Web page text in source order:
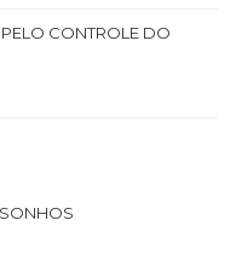
CONTROLE DO